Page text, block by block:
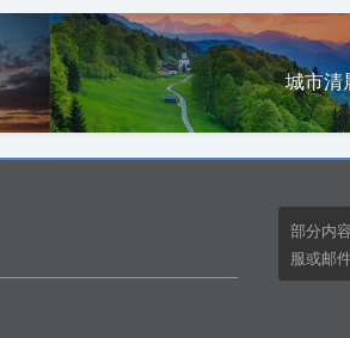
城市清
部分内
服或邮